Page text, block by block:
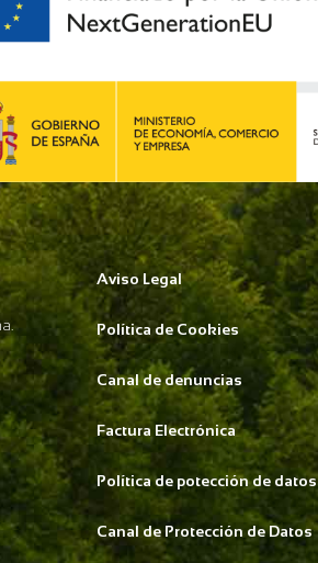
Aviso Legal
Política de Cookies
Canal de denuncias
Factura Electrónica
Política de potección de datos
Canal de Protección de Datos